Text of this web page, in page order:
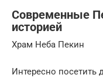
Современные
историей
Храм Неба Пекин
Интересно посетить